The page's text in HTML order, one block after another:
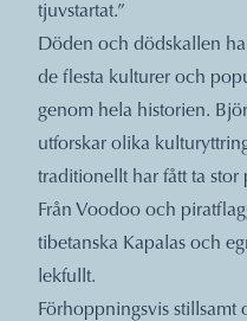
tjuvstartat.”
Döden och dödskallen
de flesta kulturer och
genom hela historien.
utforskar olika
traditionellt har fått ta stor
Från Voodoo och
tibetanska Kapalas och
lekfullt.
Förhoppningsvis stillsamt